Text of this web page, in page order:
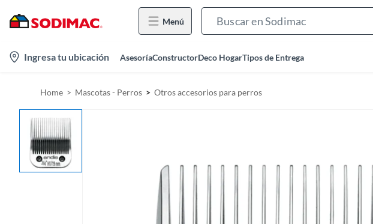
Menú
Ingresa tu ubicación AsesoríaConstructorDeco HogarTipos de Entrega
Home Mascotas - Perros Otros accesorios para perros